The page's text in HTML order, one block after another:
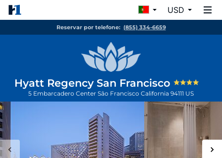
USD
Reservar por telefone: (855) 334-6659
Hyatt Regency San Francisco
5 Embarcadero Center São Francisco California 94111 US